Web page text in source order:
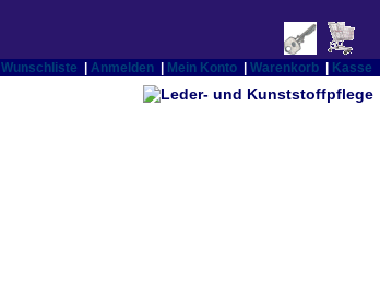
Wunschliste Anmelden Mein Konto Warenkorb Kasse